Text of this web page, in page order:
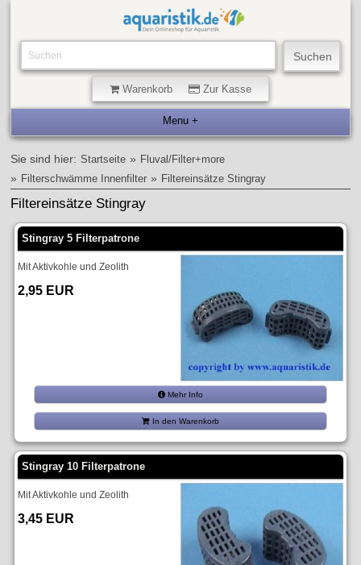
Warenkorb Zur Kasse
Sie sind hier: Startseite » Fluval/Filter+more
» Filterschwämme Innenfilter » Filtereinsätze Stingray
Filtereinsätze Stingray
Stingray 5 Filterpatrone
Mit Aktivkohle und Zeolith
2,95 EUR
Mehr Info
In den Warenkorb
Stingray 10 Filterpatrone
Mit Aktivkohle und Zeolith
3,45 EUR